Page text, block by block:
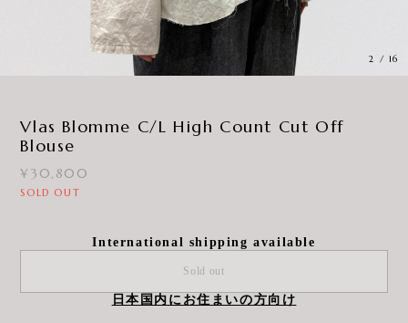
3 / 16
Vlas Blomme C/L High Count Cut Off
Blouse
¥30,800
SOLD OUT
International shipping available
Sold out
日本国内にお住まいの方向け